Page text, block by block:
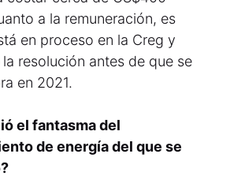
a la remuneración, es
en proceso en la Creg y
resolución antes de que se
en 2021.
el fantasma del
de energía del que se